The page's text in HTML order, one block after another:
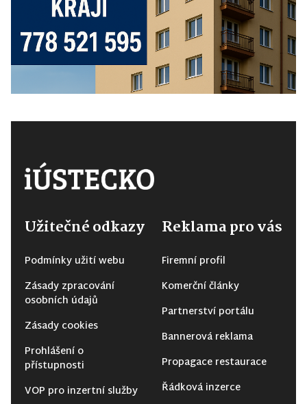
Užitečné odkazy
Podmínky užití webu
Zásady zpracování
osobních údajů
Zásady cookies
Prohlášení o
přístupnosti
VOP pro inzertní služby
Reklama pro vás
Firemní profil
Komerční články
Partnerství portálu
Bannerová reklama
Propagace restaurace
Řádková inzerce